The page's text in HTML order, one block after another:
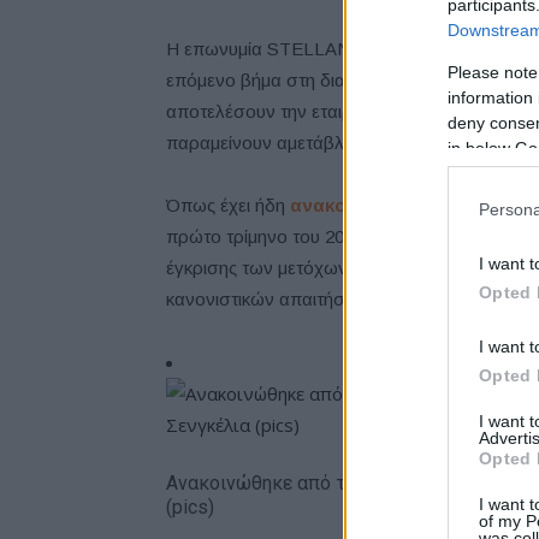
Please
information
deny
in below
I want
Opted
I want
Opted
I want
Opted
I want
of my
Η επωνυμία STELLANTIS θα χρησιμοποιηθεί
επόμενο βήμα στη διαδικασία θα είναι η
αποτελέσουν την εταιρική ταυτότητα. Οι
παραμείνουν αμετάβλητα.
Όπως έχει ήδη ανακοινωθεί
, η ολοκλήρωση
πρώτο τρίμηνο του 2021, υπό την
έγκρισης των μετόχων και των δύο
κανονιστικών απαιτήσεων.
Ανακοινώθηκε από την Ντουμπάι ο
(pics)